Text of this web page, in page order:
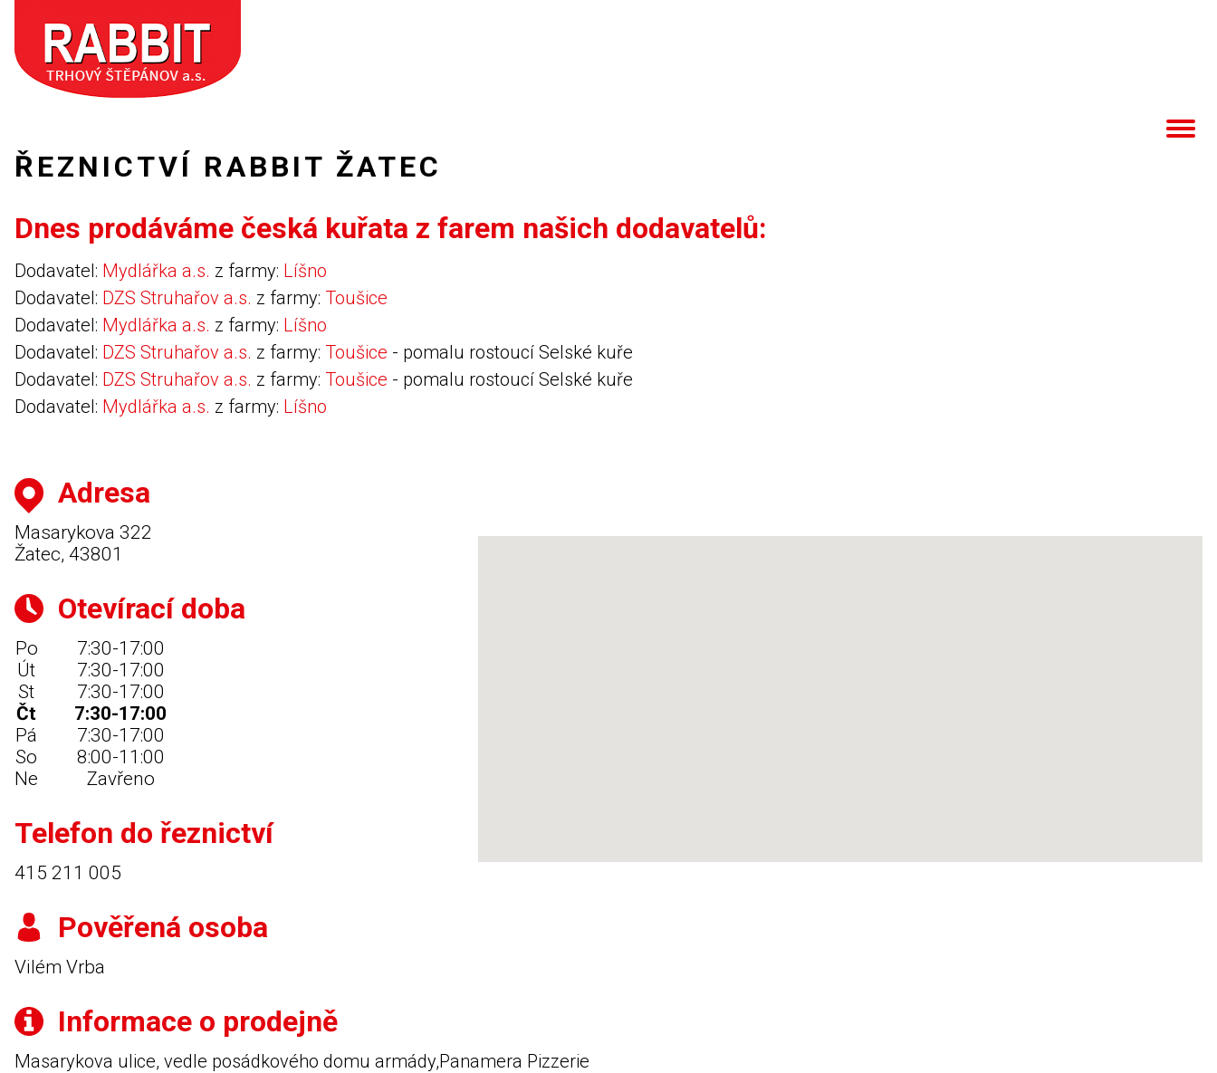
ŘEZNICTVÍ RABBIT ŽATEC
Dnes prodáváme česká kuřata z farem našich dodavatelů:
Dodavatel: Mydlářka a.s. z farmy: Líšno
Dodavatel: DZS Struhařov a.s. z farmy: Toušice
Dodavatel: Mydlářka a.s. z farmy: Líšno
Dodavatel: DZS Struhařov a.s. z farmy: Toušice - pomalu rostoucí Selské kuře
Dodavatel: DZS Struhařov a.s. z farmy: Toušice - pomalu rostoucí Selské kuře
Dodavatel: Mydlářka a.s. z farmy: Líšno
Adresa
Masarykova 322
Žatec, 43801
Otevírací doba
Po
7:30-17:00
Út
7:30-17:00
St
7:30-17:00
Čt
7:30-17:00
Pá
7:30-17:00
So
8:00-11:00
Ne
Zavřeno
Telefon do řeznictví
415 211 005
Pověřená osoba
Vilém Vrba
Informace o prodejně
Masarykova ulice, vedle posádkového domu armády,Panamera Pizzerie